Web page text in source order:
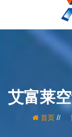
艾富莱
首页/